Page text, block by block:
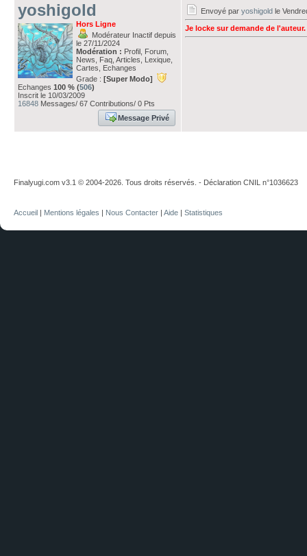
yoshigold
Hors Ligne
Modérateur Inactif depuis
le 27/11/2024
Modération : Profil, Forum,
News, Faq, Articles, Lexique,
Cartes, Echanges
Grade : [Super Modo]
Echanges 100 % (506)
Inscrit le 10/03/2009
16848 Messages/ 67 Contributions/ 0 Pts
Message Privé
Envoyé par yoshigold le
Je locke sur demande de l'auteur.
Finalyugi.com v3.1 © 2004-2026. Tous droits réservés. - Déclaration CNIL n°1036623
Accueil | Mentions légales | Nous Contacter | Aide | Statistiques